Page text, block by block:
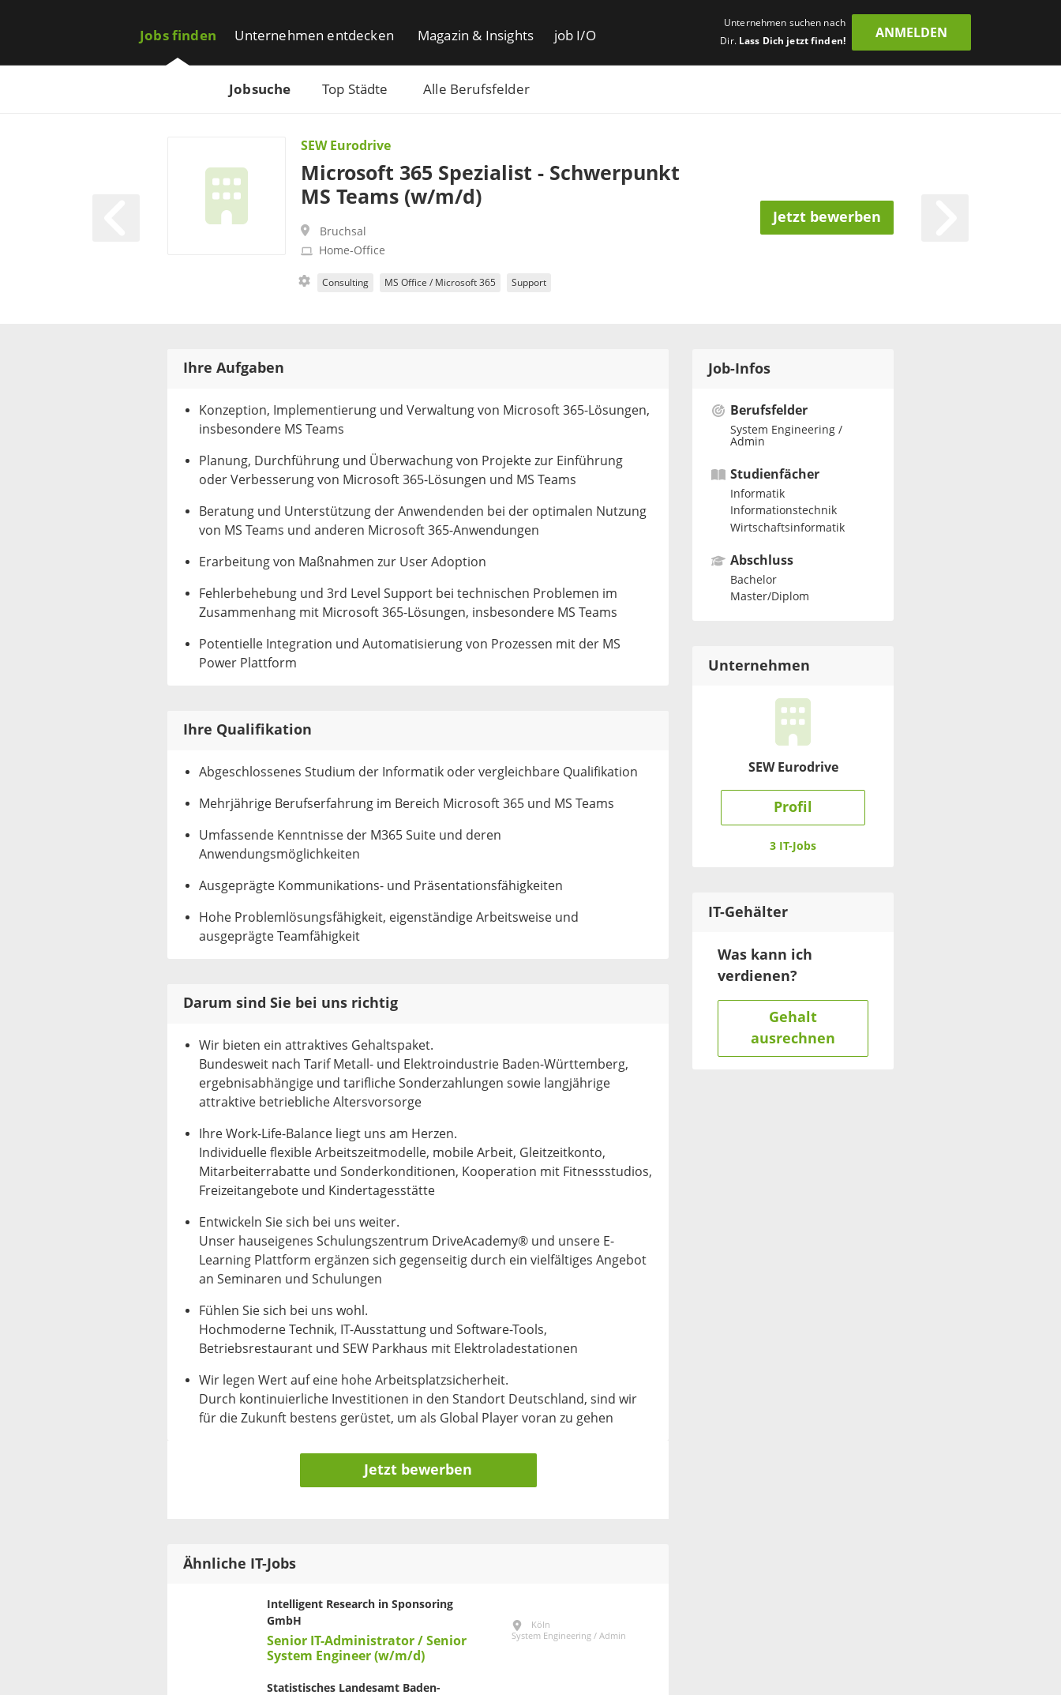
Jobs finden
Jobsuche Top Städte Alle Berufsfelder
Unternehmen entdecken Magazin & Insights job I/O
Unternehmen suchen nach
Dir. Lass Dich jetzt finden!
ANMELDEN
SEW Eurodrive
Microsoft 365 Spezialist - Schwerpunkt
MS Teams (w/m/d)
Bruchsal
Home-Office
Consulting MS Office / Microsoft 365 Support
Jetzt bewerben
Ihre Aufgaben
Konzeption, Implementierung und Verwaltung von Microsoft 365-Lösungen,
insbesondere MS Teams
Planung, Durchführung und Überwachung von Projekte zur Einführung
oder Verbesserung von Microsoft 365-Lösungen und MS Teams
Beratung und Unterstützung der Anwendenden bei der optimalen Nutzung
von MS Teams und anderen Microsoft 365-Anwendungen
Erarbeitung von Maßnahmen zur User Adoption
Fehlerbehebung und 3rd Level Support bei technischen Problemen im
Zusammenhang mit Microsoft 365-Lösungen, insbesondere MS Teams
Potentielle Integration und Automatisierung von Prozessen mit der MS
Power Plattform
Ihre Qualifikation
Abgeschlossenes Studium der Informatik oder vergleichbare Qualifikation
Mehrjährige Berufserfahrung im Bereich Microsoft 365 und MS Teams
Umfassende Kenntnisse der M365 Suite und deren
Anwendungsmöglichkeiten
Ausgeprägte Kommunikations- und Präsentationsfähigkeiten
Hohe Problemlösungsfähigkeit, eigenständige Arbeitsweise und
ausgeprägte Teamfähigkeit
Darum sind Sie bei uns richtig
Wir bieten ein attraktives Gehaltspaket.
Bundesweit nach Tarif Metall- und Elektroindustrie Baden-Württemberg,
ergebnisabhängige und tarifliche Sonderzahlungen sowie langjährige
attraktive betriebliche Altersvorsorge
Ihre Work-Life-Balance liegt uns am Herzen.
Individuelle flexible Arbeitszeitmodelle, mobile Arbeit, Gleitzeitkonto,
Mitarbeiterrabatte und Sonderkonditionen, Kooperation mit Fitnessstudios,
Freizeitangebote und Kindertagesstätte
Entwickeln Sie sich bei uns weiter.
Unser hauseigenes Schulungszentrum DriveAcademy® und unsere E-
Learning Plattform ergänzen sich gegenseitig durch ein vielfältiges Angebot
an Seminaren und Schulungen
Fühlen Sie sich bei uns wohl.
Hochmoderne Technik, IT-Ausstattung und Software-Tools,
Betriebsrestaurant und SEW Parkhaus mit Elektroladestationen
Wir legen Wert auf eine hohe Arbeitsplatzsicherheit.
Durch kontinuierliche Investitionen in den Standort Deutschland, sind wir
für die Zukunft bestens gerüstet, um als Global Player voran zu gehen
Jetzt bewerben
Job-Infos
Berufsfelder
System Engineering /
Admin
Studienfächer
Informatik
Informationstechnik
Wirtschaftsinformatik
Abschluss
Bachelor
Master/Diplom
Unternehmen
SEW Eurodrive
Profil
3 IT-Jobs
IT-Gehälter
Was kann ich
verdienen?
Gehalt
ausrechnen
Ähnliche IT-Jobs
Intelligent Research in Sponsoring
GmbH
Senior IT-Administrator / Senior
System Engineer (w/m/d)
Köln
System Engineering / Admin
Statistisches Landesamt Baden-